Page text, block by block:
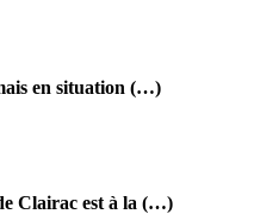
en situation (…)
Clairac est à la (…)